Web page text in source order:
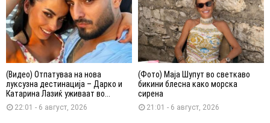
(Видео) Отпатуваа на нова
луксузна дестинација – Дарко и
Катарина Лазиќ уживаат во...
22:01 - 6 август, 2026
(Фото) Маја Шупут во светкаво
бикини блесна како морска
сирена
21:01 - 6 август, 2026